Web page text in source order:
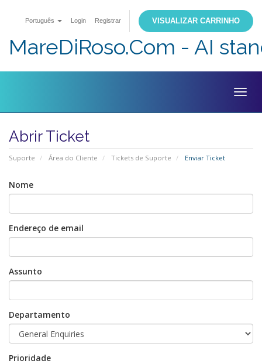
Português Login Registrar VISUALIZAR CARRINHO
MareDiRoso.Com - AI
Abrir Ticket
Suporte Área do Cliente Tickets de Suporte Enviar Ticket
Nome
Endereço de email
Assunto
Departamento
Prioridade